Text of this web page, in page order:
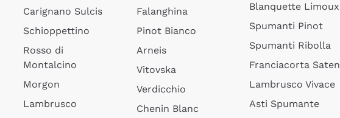
Carignano Sulcis
Schioppettino
Rosso di
Montalcino
Morgon
Lambrusco
Falanghina
Pinot Bianco
Arneis
Vitovska
Verdicchio
Chenin Blanc
Blanquette Limoux
Spumanti Pinot
Spumanti Ribolla
Franciacorta Saten
Lambrusco Vivace
Asti Spumante